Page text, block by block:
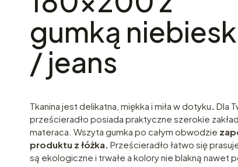
gumką
/ jeans
Tkanina jest delikatna, miękka i miła w dotyku. Dla
prześcieradło posiada praktyczne szerokie
materaca. Wszyta gumka po całym obwodzie
produktu z łóżka. Prześcieradło łatwo się
są ekologiczne i trwałe a kolory nie blakną nawet